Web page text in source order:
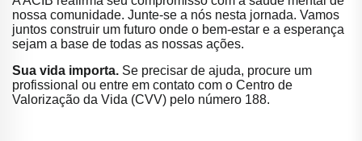
nossa comunidade. Junte-se a nós nesta jornada. Vamos
juntos construir um futuro onde o bem-estar e a esperança
sejam a base de todas as nossas ações.
Sua vida importa. Se precisar de ajuda, procure um
profissional ou entre em contato com o Centro de
Valorização da Vida (CVV) pelo número 188.